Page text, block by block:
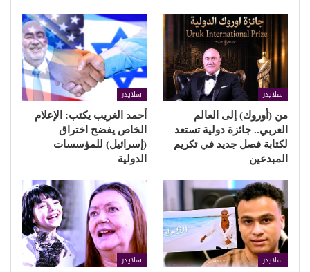
سلايدر
من (أوروك) إلى العالم
العربي.. جائزة دولية تستعد
لكتابة فصل جديد في تكريم
المبدعين
سلايدر
أحمد الغريب يكتب: الإعلام
الخاص يفضح اختراق
(إسرائيل) للمؤسسات
الدولية
سلايدر سلايدر